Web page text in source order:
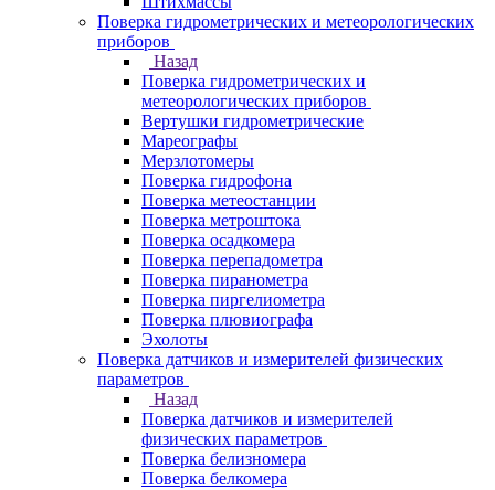
Поверка гидрометрических и метеорологических
приборов
Назад
Поверка гидрометрических и
метеорологических приборов
Вертушки гидрометрические
Мареографы
Мерзлотомеры
Поверка гидрофона
Поверка метеостанции
Поверка метроштока
Поверка осадкомера
Поверка перепадометра
Поверка пиранометра
Поверка пиргелиометра
Поверка плювиографа
Эхолоты
Поверка датчиков и измерителей физических
параметров
Назад
Поверка датчиков и измерителей
физических параметров
Поверка белизномера
Поверка белкомера